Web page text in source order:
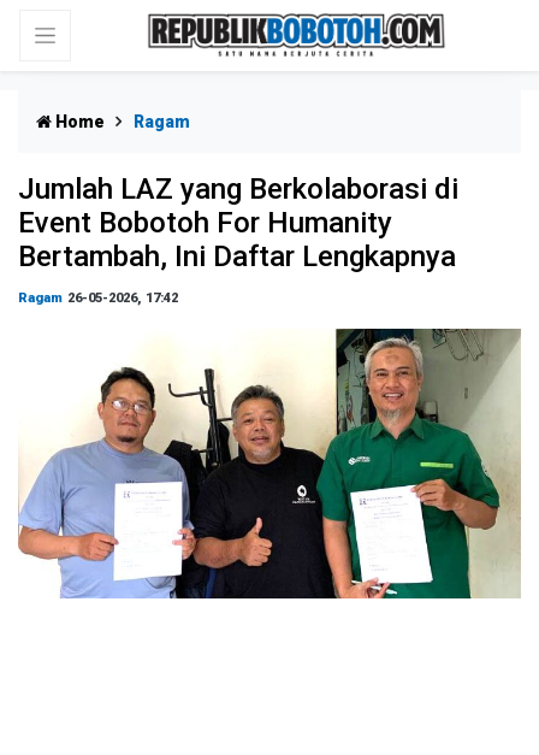
Home Ragam
Jumlah LAZ yang Berkolaborasi di
Event Bobotoh For Humanity
Bertambah, Ini Daftar Lengkapnya
Ragam 26-05-2026, 17:42